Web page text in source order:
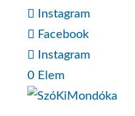
Instagram
Facebook
Instagram
0 Elem